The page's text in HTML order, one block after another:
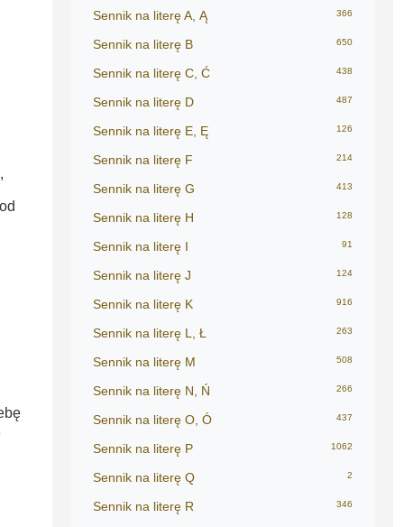
Sennik na literę A, Ą 366
Sennik na literę B 650
Sennik na literę C, Ć 438
Sennik na literę D 487
Sennik na literę E, Ę 126
Sennik na literę F 214
Sennik na literę G 413
Sennik na literę H 128
Sennik na literę I 91
Sennik na literę J 124
Sennik na literę K 916
Sennik na literę L, Ł 263
Sennik na literę M 508
Sennik na literę N, Ń 266
Sennik na literę O, Ó 437
Sennik na literę P 1062
Sennik na literę Q 2
Sennik na literę R 346